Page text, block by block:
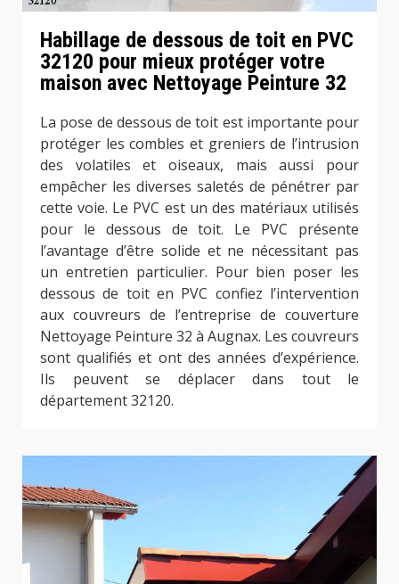
Habillage de dessous de toit en PVC
32120 pour mieux protéger votre
maison avec Nettoyage Peinture 32
La pose de dessous de toit est importante pour
protéger les combles et greniers de l’intrusion
des volatiles et oiseaux, mais aussi pour
empêcher les diverses saletés de pénétrer par
cette voie. Le PVC est un des matériaux utilisés
pour le dessous de toit. Le PVC présente
l’avantage d’être solide et ne nécessitant pas
un entretien particulier. Pour bien poser les
dessous de toit en PVC confiez l’intervention
aux couvreurs de l’entreprise de couverture
Nettoyage Peinture 32 à Augnax. Les couvreurs
sont qualifiés et ont des années d’expérience.
Ils peuvent se déplacer dans tout le
département 32120.